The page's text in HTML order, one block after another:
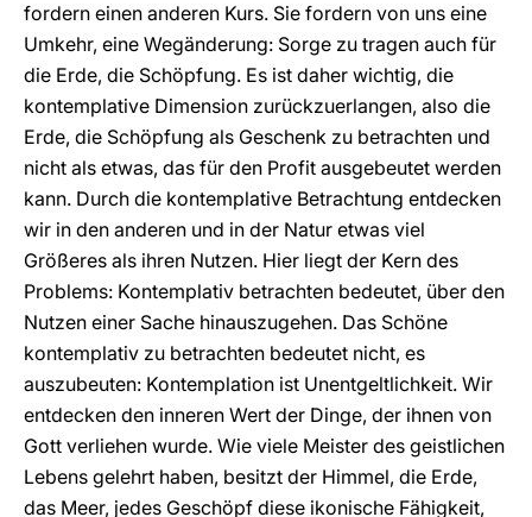
fordern einen anderen Kurs. Sie fordern von uns eine
Umkehr, eine Wegänderung: Sorge zu tragen auch für
die Erde, die Schöpfung. Es ist daher wichtig, die
kontemplative Dimension zurückzuerlangen, also die
Erde, die Schöpfung als Geschenk zu betrachten und
nicht als etwas, das für den Profit ausgebeutet werden
kann. Durch die kontemplative Betrachtung entdecken
wir in den anderen und in der Natur etwas viel
Größeres als ihren Nutzen. Hier liegt der Kern des
Problems: Kontemplativ betrachten bedeutet, über den
Nutzen einer Sache hinauszugehen. Das Schöne
kontemplativ zu betrachten bedeutet nicht, es
auszubeuten: Kontemplation ist Unentgeltlichkeit. Wir
entdecken den inneren Wert der Dinge, der ihnen von
Gott verliehen wurde. Wie viele Meister des geistlichen
Lebens gelehrt haben, besitzt der Himmel, die Erde,
das Meer, jedes Geschöpf diese ikonische Fähigkeit,